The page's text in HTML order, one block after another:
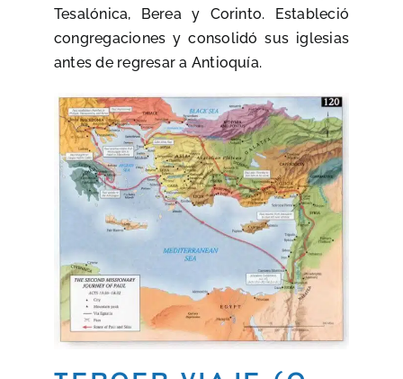
Tesalónica, Berea y Corinto. Estableció
congregaciones y consolidó sus iglesias
antes de regresar a Antioquía.